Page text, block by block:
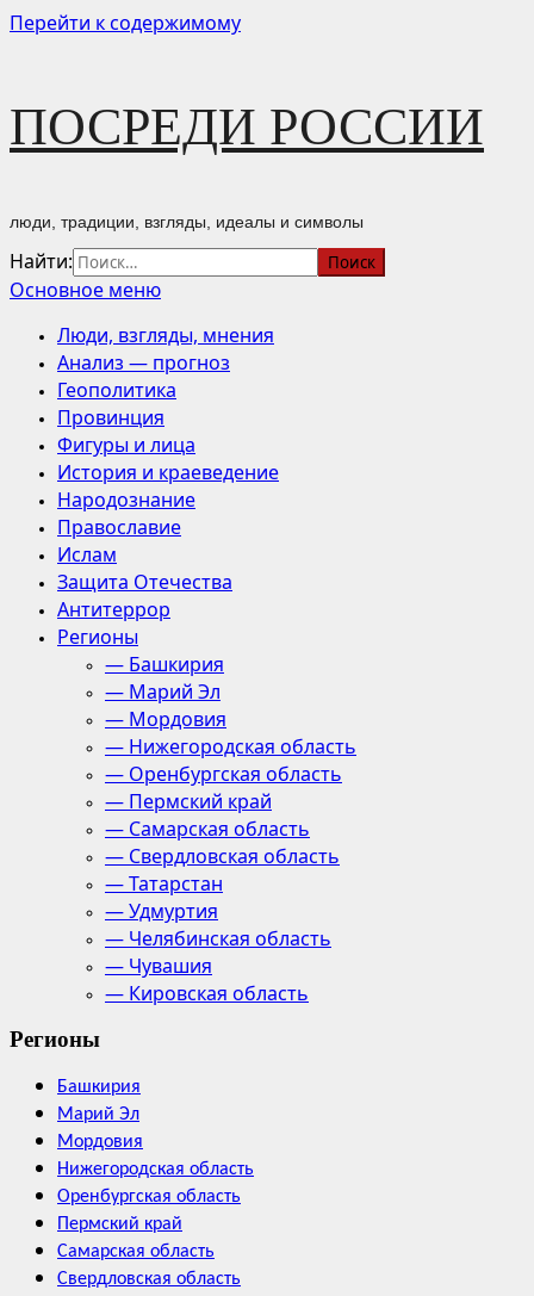
Перейти к содержимому
ПОСРЕДИ РОССИИ
люди, традиции, взгляды, идеалы и символы
Найти:
Основное меню
Люди, взгляды, мнения
Анализ — прогноз
Геополитика
Провинция
Фигуры и лица
История и краеведение
Народознание
Православие
Ислам
Защита Отечества
Антитеррор
Регионы
— Башкирия
— Марий Эл
— Мордовия
— Нижегородская область
— Оренбургская область
— Пермский край
— Самарская область
— Свердловская область
— Татарстан
— Удмуртия
— Челябинская область
— Чувашия
— Кировская область
Регионы
Башкирия
Марий Эл
Мордовия
Нижегородская область
Оренбургская область
Пермский край
Самарская область
Свердловская область